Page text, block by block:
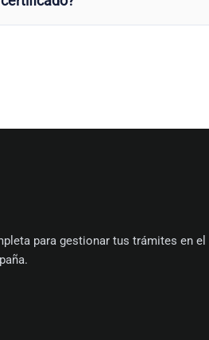
para gestionar tus trámites en el